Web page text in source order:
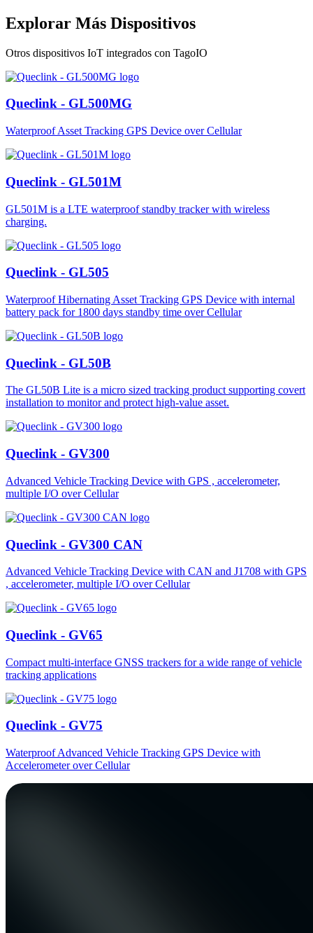
Explorar Más Dispositivos
Otros dispositivos IoT integrados con TagoIO
Queclink - GL500MG
Waterproof Asset Tracking GPS Device over Cellular
Queclink - GL501M
GL501M is a LTE waterproof standby tracker with wireless
charging.
Queclink - GL505
Waterproof Hibernating Asset Tracking GPS Device with internal
battery pack for 1800 days standby time over Cellular
Queclink - GL50B
The GL50B Lite is a micro sized tracking product supporting covert
installation to monitor and protect high-value asset.
Queclink - GV300
Advanced Vehicle Tracking Device with GPS , accelerometer,
multiple I/O over Cellular
Queclink - GV300 CAN
Advanced Vehicle Tracking Device with CAN and J1708 with GPS
, accelerometer, multiple I/O over Cellular
Queclink - GV65
Compact multi-interface GNSS trackers for a wide range of vehicle
tracking applications
Queclink - GV75
Waterproof Advanced Vehicle Tracking GPS Device with
Accelerometer over Cellular